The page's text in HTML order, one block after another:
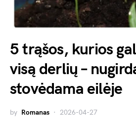
5 trąšos, kurios
visą derlių –
stovėdama eilėje
by Romanas 2026-04-27